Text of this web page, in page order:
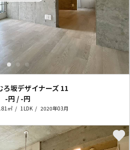
ろ坂デザイナーズ11
-円 / -円
㎡ 1LDK 2020年03月